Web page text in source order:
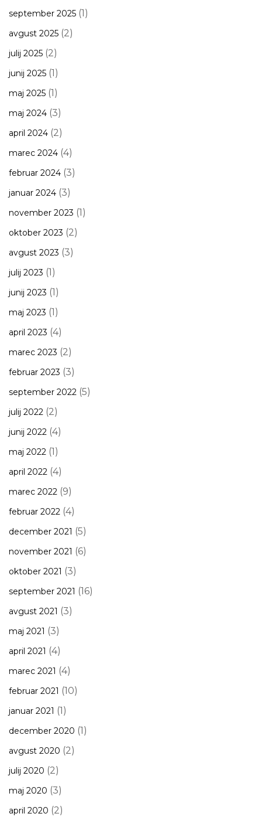
september 2025 (1)
avgust 2025 (2)
julij 2025 (2)
junij 2025 (1)
maj 2025 (1)
maj 2024 (3)
april 2024 (2)
marec 2024 (4)
februar 2024 (3)
januar 2024 (3)
november 2023 (1)
oktober 2023 (2)
avgust 2023 (3)
julij 2023 (1)
junij 2023 (1)
maj 2023 (1)
april 2023 (4)
marec 2023 (2)
februar 2023 (3)
september 2022 (5)
julij 2022 (2)
junij 2022 (4)
maj 2022 (1)
april 2022 (4)
marec 2022 (9)
februar 2022 (4)
december 2021 (5)
november 2021 (6)
oktober 2021 (3)
september 2021 (16)
avgust 2021 (3)
maj 2021 (3)
april 2021 (4)
marec 2021 (4)
februar 2021 (10)
januar 2021 (1)
december 2020 (1)
avgust 2020 (2)
julij 2020 (2)
maj 2020 (3)
april 2020 (2)